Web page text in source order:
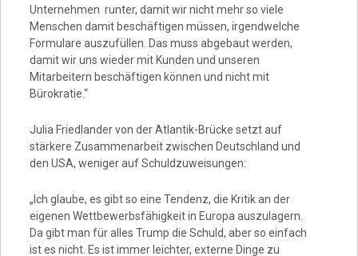
Unternehmen runter, damit wir nicht mehr so viele
Menschen damit beschäftigen müssen, irgendwelche
Formulare auszufüllen. Das muss abgebaut werden,
damit wir uns wieder mit Kunden und unseren
Mitarbeitern beschäftigen können und nicht mit
Bürokratie.“
Julia Friedlander von der Atlantik-Brücke setzt auf
stärkere Zusammenarbeit zwischen Deutschland und
den USA, weniger auf Schuldzuweisungen:
„Ich glaube, es gibt so eine Tendenz, die Kritik an der
eigenen Wettbewerbsfähigkeit in Europa auszulagern.
Da gibt man für alles Trump die Schuld, aber so einfach
ist es nicht. Es ist immer leichter, externe Dinge zu